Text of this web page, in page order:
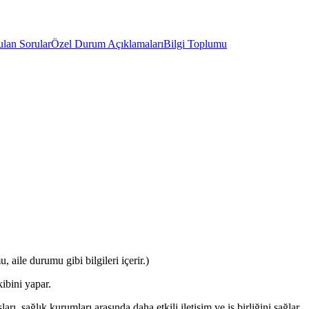
SorularÖzel Durum AçıklamalarıBilgi Toplumu
aile durumu gibi bilgileri içerir.)
yapar.